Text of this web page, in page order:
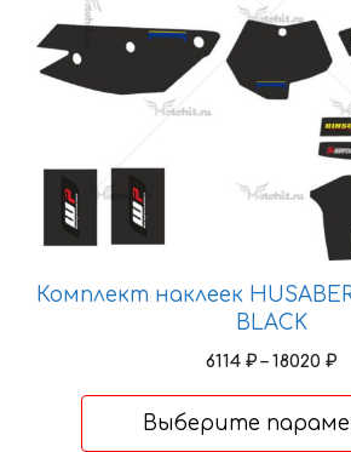
Комплект наклеек
BLACK
6114 ₽ – 18020 ₽
Выберите
на
странице
товара.